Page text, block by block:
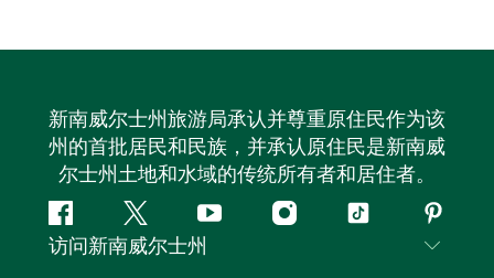
新南威尔士州旅游局承认并尊重原住民作为该
州的首批居民和民族，并承认原住民是新南威
尔士州土地和水域的传统所有者和居住者。
Facebook叽
叽
YouTubeInstagram
抖
访问新南威尔士州